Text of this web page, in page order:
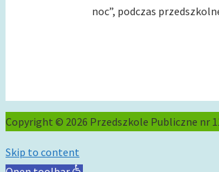
noc”, podczas
Copyright © 2026 Przedszkole Publiczne nr
Skip to content